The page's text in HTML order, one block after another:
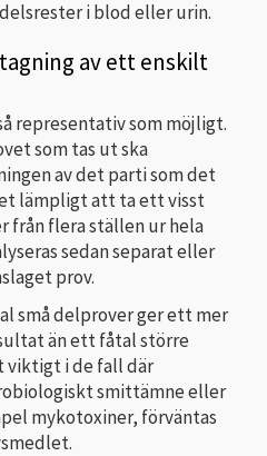
i blod eller urin.
av ett enskilt
representativ som möjligt.
som tas ut ska
av det parti som det
lämpligt att ta ett visst
från flera ställen ur hela
sedan separat eller
prov.
små delprover ger ett mer
än ett fåtal större
viktigt i de fall där
smittämne eller
mykotoxiner, förväntas